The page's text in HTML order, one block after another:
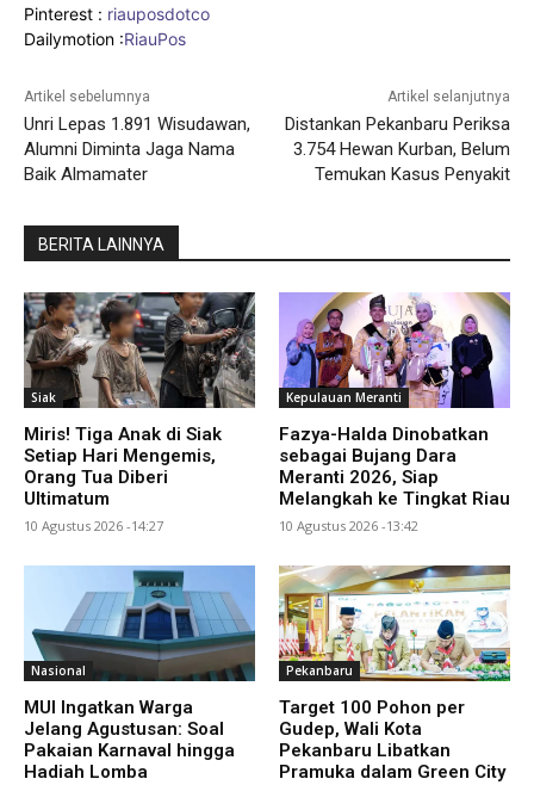
Pinterest : riauposdotco
Dailymotion :RiauPos
Artikel sebelumnya
Unri Lepas 1.891 Wisudawan,
Alumni Diminta Jaga Nama
Baik Almamater
Artikel selanjutnya
Distankan Pekanbaru Periksa
3.754 Hewan Kurban, Belum
Temukan Kasus Penyakit
BERITA LAINNYA
Siak
Miris! Tiga Anak di Siak
Setiap Hari Mengemis,
Orang Tua Diberi
Ultimatum
10 Agustus 2026 -14:27
Kepulauan Meranti
Fazya-Halda Dinobatkan
sebagai Bujang Dara
Meranti 2026, Siap
Melangkah ke Tingkat Riau
10 Agustus 2026 -13:42
Nasional
MUI Ingatkan Warga
Jelang Agustusan: Soal
Pakaian Karnaval hingga
Hadiah Lomba
Pekanbaru
Target 100 Pohon per
Gudep, Wali Kota
Pekanbaru Libatkan
Pramuka dalam Green City